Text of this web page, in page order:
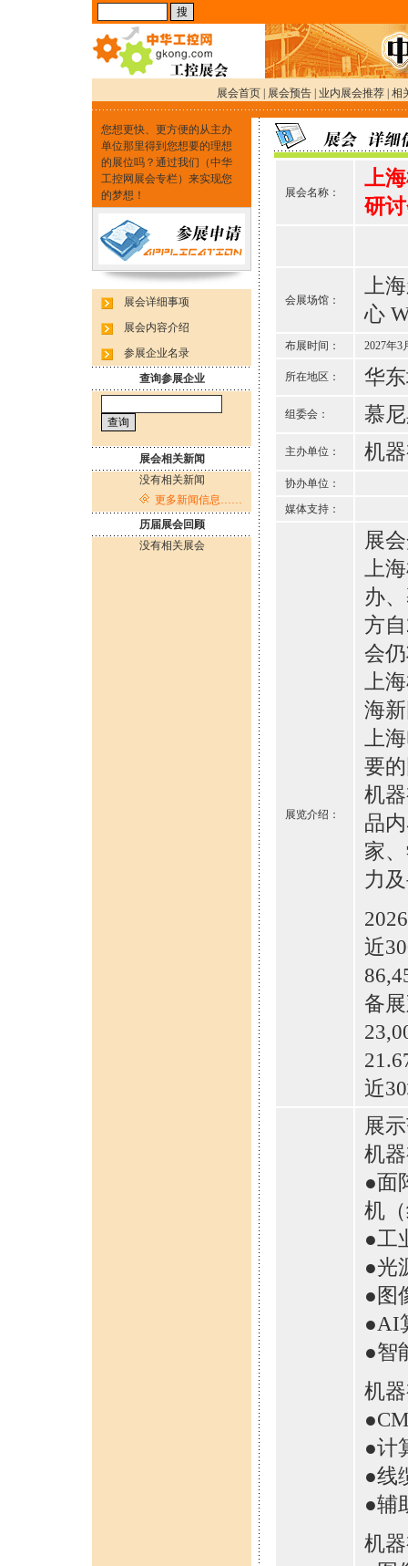
展会首页 展会预告 业内展会推荐 相
您想更快、更方便的从主办
单位那里得到您想要的理想
的展位吗？通过我们（中华
工控网展会专栏）来实现您
的梦想！
展会详细事项
展会内容介绍
参展企业名录
查询参展企业
展会相关新闻
没有相关新闻
更多新闻信息……
历届展会回顾
没有相关展会
展会名称：
上
研
会展场馆：
上
心
布展时间： 2027年3
所在地区： 华
组委会： 慕
主办单位： 机
协办单位：
媒体支持：
展览介绍：
展
上
办
方
会
上
海
上
要
机
品
家
力
近
备
近
展
机
●面
机
●工
●光
●图
●AI
●智
机
●计
●线
●辅
机